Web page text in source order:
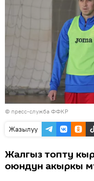
© пресс-служба ФФКР
Жазылуу
Жалгыз топту
оюндун акыркы